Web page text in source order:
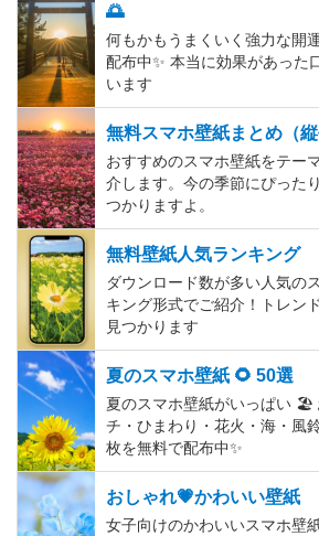
🌅
何もかもうまくいく強力な開
配布中✨️ 本当に効果があった
います
無料スマホ壁紙まとめ（縦
おすすめのスマホ壁紙をテー
介します。今の季節にぴった
つかりますよ。
無料壁紙人気ランキング
ダウンロード数が多い人気の
キング形式でご紹介！トレン
見つかります
夏のスマホ壁紙 🌻 50選
夏のスマホ壁紙がいっぱい 🏖
チ・ひまわり・花火・海・風
枚を無料で配布中✨
おしゃれ💗かわいい壁紙
女子向けのかわいいスマホ壁